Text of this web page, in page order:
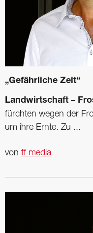
„Gefährliche Zeit“
Landwirtschaft –
fürchten wegen der
um ihre Ernte. Zu ...
von ff media